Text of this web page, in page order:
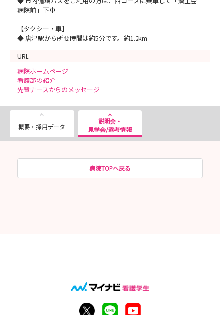
病院前」下車
【タクシー・車】
◆ 唐津駅から所要時間は約5分です。約1.2km
URL
病院ホームページ
看護部の紹介
先輩ナースからのメッセージ
概要・採用データ
説明会・
見学会/選考情報
病院TOPへ戻る